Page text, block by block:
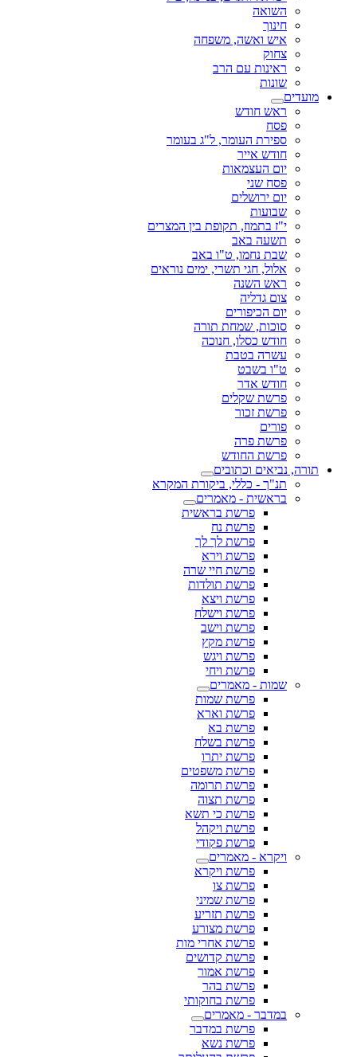
השואה
חינוך
איש ואשה, משפחה
צחוק
ראינות עם הרב
שונות
מועדים
ראש חודש
פסח
ספירת העומר, ל"ג בעומר
חודש אייר
יום העצמאות
פסח שני
יום ירושלים
שבועות
י"ז בתמוז, תקופת בין המצרים
תשעה באב
שבת נחמו, ט"ו באב
אלול, חגי תשרי, ימים נוראים
ראש השנה
צום גדליה
יום הכיפורים
סוכות, שמחת תורה
חודש כסלו, חנוכה
עשרה בטבת
ט"ו בשבט
חודש אדר
פרשת שקלים
פרשת זכור
פורים
פרשת פרה
פרשת החודש
תורה, נביאים וכתובים
תנ"ך - כללי, ביקורת המקרא
בראשית - מאמרים
פרשת בראשית
פרשת נח
פרשת לך לך
פרשת וירא
פרשת חיי שרה
פרשת תולדות
פרשת ויצא
פרשת וישלח
פרשת וישב
פרשת מקץ
פרשת ויגש
פרשת ויחי
שמות - מאמרים
פרשת שמות
פרשת וארא
פרשת בא
פרשת בשלח
פרשת יתרו
פרשת משפטים
פרשת תרומה
פרשת תצוה
פרשת כי תשא
פרשת ויקהל
פרשת פקודי
ויקרא - מאמרים
פרשת ויקרא
פרשת צו
פרשת שמיני
פרשת תזריע
פרשת מצורע
פרשת אחרי מות
פרשת קדושים
פרשת אמור
פרשת בהר
פרשת בחוקותי
במדבר - מאמרים
פרשת במדבר
פרשת נשא